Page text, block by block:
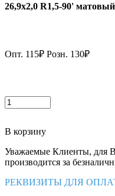
26,9х2,0 R1,5-90'
Опт. 115₽ Розн. 130₽
В корзину
Уважаемые Клиенты, для
производится за
РЕКВИЗИТЫ ДЛЯ